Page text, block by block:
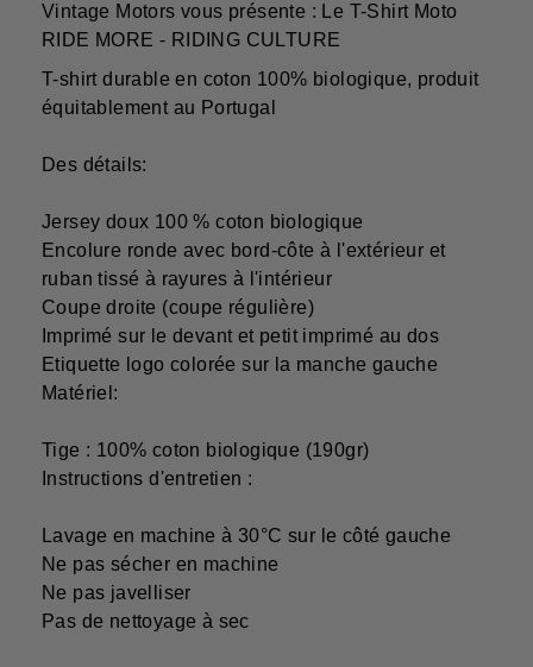
Vintage Motors vous présente : Le T-Shirt Moto
RIDE MORE - RIDING CULTURE
T-shirt durable en coton 100% biologique, produit
équitablement au Portugal
Des détails:
Jersey doux 100 % coton biologique
Encolure ronde avec bord-côte à l'extérieur et
ruban tissé à rayures à l'intérieur
Coupe droite (coupe régulière)
Imprimé sur le devant et petit imprimé au dos
Etiquette logo colorée sur la manche gauche
Matériel:
Tige : 100% coton biologique (190gr)
Instructions d'entretien :
Lavage en machine à 30°C sur le côté gauche
Ne pas sécher en machine
Ne pas javelliser
Pas de nettoyage à sec